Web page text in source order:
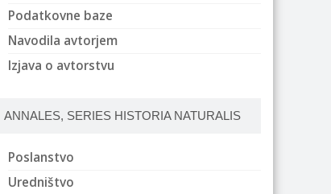
Podatkovne baze
Navodila avtorjem
Izjava o avtorstvu
ANNALES, SERIES HISTORIA NATURALIS
Poslanstvo
Uredništvo